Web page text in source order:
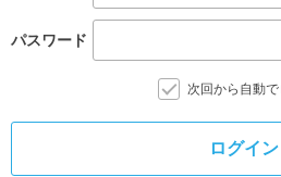
パスワード
次回から自動
ログイン